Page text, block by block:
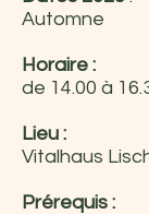
Automne
Horaire :
de 14.00 à
Lieu :
Vitalhaus
Prérequis :